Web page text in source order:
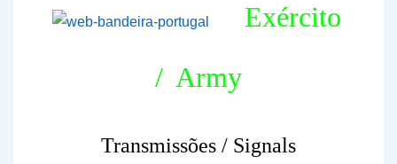
Exército
/ Army
Transmissões / Signals